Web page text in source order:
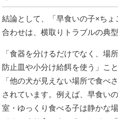
結論として、「早食いの子×ち
合わせは、横取りトラブルの典
「食器を分けるだけでなく、場
防止皿や小分け給餌を使う」こ
「他の犬が見えない場所で食べ
されています。例えば、早食い
室・ゆっくり食べる子は静かな